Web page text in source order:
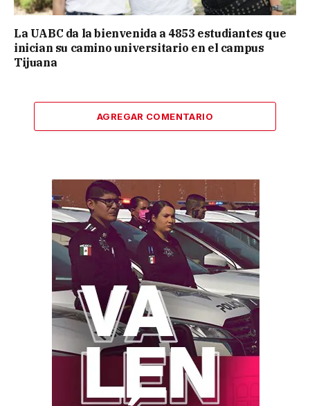
La UABC da la bienvenida a 4853 estudiantes que
inician su camino universitario en el campus
Tijuana
AGREGAR COMENTARIO